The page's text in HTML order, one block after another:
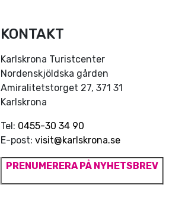
KONTAKT
Karlskrona Turistcenter
Nordenskjöldska gården
Amiralitetstorget 27, 371 31
Karlskrona
Tel: 0455-30 34 90
E-post: visit@karlskrona.se
PRENUMERERA PÅ NYHETSBREV